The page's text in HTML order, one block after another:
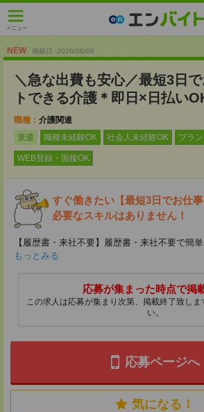
メニュー
NEW 掲載日 :2026/08/06
＼急な出費も安心／最短3日
トできる介護＊即日×日払い
職種： 介護関連
派遣
職種未経験OK 社会人未経験OK ブラ
WEB登録・面接OK
すぐ働きたい【最短3日でお仕事
必要なスキルはありません！
【履歴書・来社不要】履歴書・来社不要で簡
もっとみる
応募が集まった時点で掲
この求人は応募が集まり次第、掲載終了致しま
い。
応募ページへ
気になる！